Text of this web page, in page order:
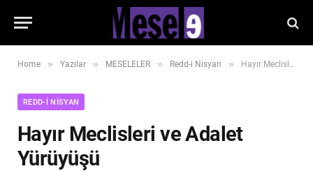
Home » Yazılar » MESELELER » Redd-i Nisyan » Hayır Meclisleri ve Adalet Yürüyüşü
REDD-I NISYAN
Hayır Meclisleri ve Adalet
Yürüyüşü